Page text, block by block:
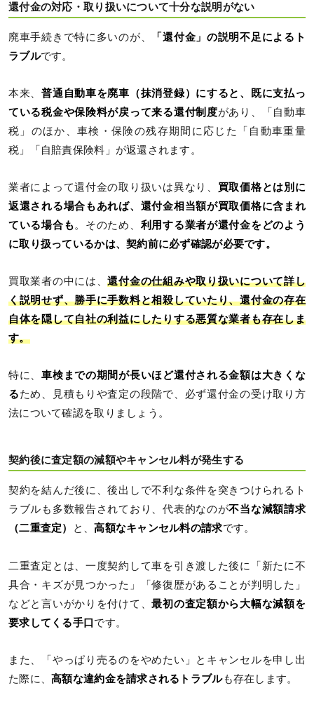
還付金の対応・取り扱いについて十分な説明がない
廃車手続きで特に多いのが、
「還付金」の説明不足によるト
ラブルです。
本来、普通自動車を廃車（抹消登録）にすると、既に支払っ
ている税金や保険料が戻って来る還付制度があり、「自動車
税」のほか、車検・保険の残存期間に応じた「自動車重量
税」「自賠責保険料」が返還されます。
業者によって還付金の取り扱いは異なり、 買取価格とは別に
返還される場合もあれば、還付金相当額が買取価格に含まれ
ている場合も。そのため、 利用する業者が還付金をどのよう
に取り扱っているかは、契約前に必ず確認が必要です。
買取業者の中には、還付金の仕組みや取り扱いについて詳し
く説明せず、勝手に手数料と相殺していたり、還付金の存在
自体を隠して自社の利益にしたりする悪質な業者も存在しま
す。
特に、車検までの期間が長いほど還付される金額は大きくな
るため、見積もりや査定の段階で、必ず還付金の受け取り方
法について確認を取りましょう。
契約後に査定額の減額やキャンセル料が発生する
契約を結んだ後に、後出しで不利な条件を突きつけられるト
ラブルも多数報告されており、代表的なのが不当な減額請求
（二重査定）
と、高額なキャンセル料の請求です。
二重査定とは、一度契約して車を引き渡した後に「新たに不
具合・キズが見つかった」「修復歴があることが判明した」
などと言いがかりを付けて、最初の査定額から大幅な減額を
要求してくる手口です。
また、「やっぱり売るのをやめたい」とキャンセルを申し出
た際に、高額な違約金を請求されるトラブルも存在します。